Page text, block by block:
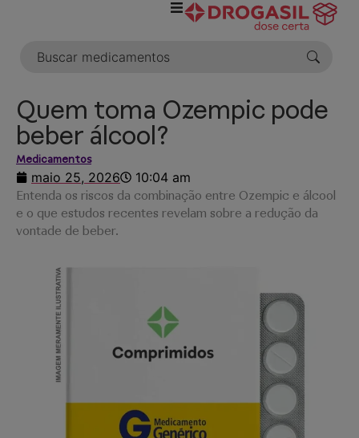
Quem toma Ozempic pode
beber álcool?
Medicamentos
maio 25, 2026 10:04 am
Entenda os riscos da combinação entre Ozempic e álcool
e o que estudos recentes revelam sobre a redução da
vontade de beber.